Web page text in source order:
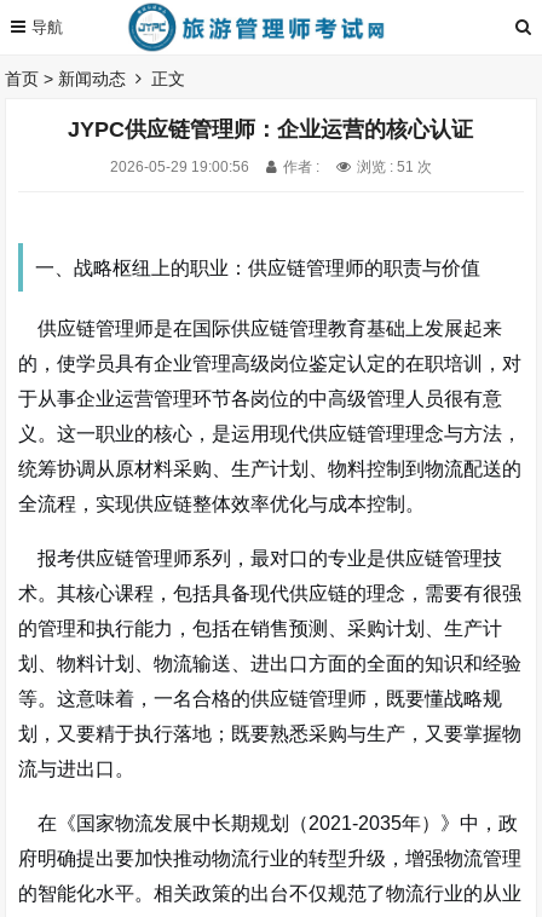
首页 > 新闻动态 正文
JYPC供应链管理师：企业运营的核心认证
2026-05-29 19:00:56 作者 : 浏览 : 51 次
一、战略枢纽上的职业：供应链管理师的职责与价值
供应链管理师是在国际供应链管理教育基础上发展起来
的，使学员具有企业管理高级岗位鉴定认定的在职培训，对
于从事企业运营管理环节各岗位的中高级管理人员很有意
义。这一职业的核心，是运用现代供应链管理理念与方法，
统筹协调从原材料采购、生产计划、物料控制到物流配送的
全流程，实现供应链整体效率优化与成本控制。
报考供应链管理师系列，最对口的专业是供应链管理技
术。其核心课程，包括具备现代供应链的理念，需要有很强
的管理和执行能力，包括在销售预测、采购计划、生产计
划、物料计划、物流输送、进出口方面的全面的知识和经验
等。这意味着，一名合格的供应链管理师，既要懂战略规
划，又要精于执行落地；既要熟悉采购与生产，又要掌握物
流与进出口。
在《国家物流发展中长期规划（2021-2035年）》中，政
府明确提出要加快推动物流行业的转型升级，增强物流管理
的智能化水平。相关政策的出台不仅规范了物流行业的从业